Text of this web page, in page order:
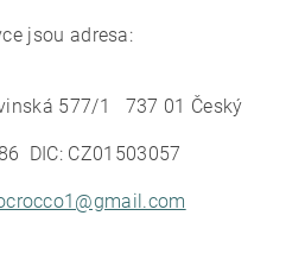
jsou adresa:
577/1 737 01 Český
CZ01503057